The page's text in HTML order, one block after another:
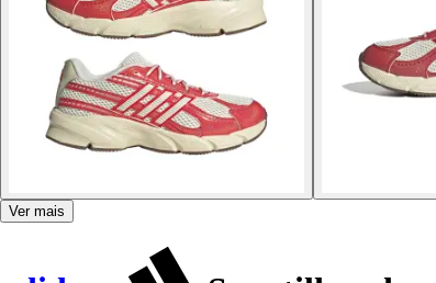
Ver mais